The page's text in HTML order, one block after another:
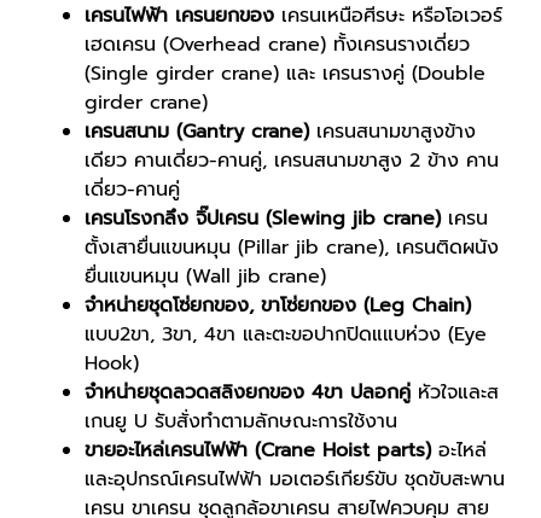
เครนไฟฟ้า เครนยกของ เครนเหนือศีรษะ หรือโอเวอร์
เฮดเครน (Overhead crane) ทั้งเครนรางเดี่ยว
(Single girder crane) และ เครนรางคู่ (Double
girder crane)
เครนสนาม (Gantry crane)เครนสนามขาสูงข้าง
เดียว คานเดี่ยว-คานคู่, เครนสนามขาสูง 2 ข้าง คาน
เดี่ยว-คานคู่
เครนโรงกลึง จิ๊ปเครน (Slewing jib crane)เครน
ตั้งเสายื่นแขนหมุน (Pillar jib crane), เครนติดผนัง
ยื่นแขนหมุน (Wall jib crane)
จำหน่ายชุดโซ่ยกของ, ขาโซ่ยกของ (Leg Chain)
แบบ2ขา, 3ขา, 4ขา และตะขอปากปิดแแบห่วง (Eye
Hook)
จำหน่ายชุดลวดสลิงยกของ 4ขา ปลอกคู่ หัวใจและส
เกนยู U รับสั่งทำตามลักษณะการใช้งาน
ขายอะไหล่เครนไฟฟ้า (Crane Hoist parts)อะไหล่
และอุปกรณ์เครนไฟฟ้า มอเตอร์เกียร์ขับ ชุดขับสะพาน
เครน ขาเครน ชุดลูกล้อขาเครน สายไฟควบคุม สาย